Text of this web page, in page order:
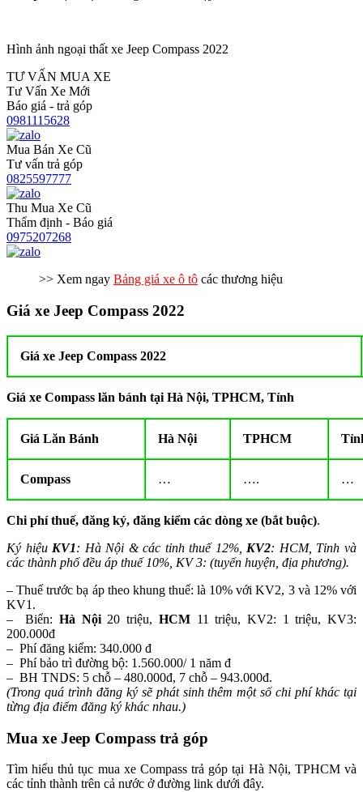
Hình ảnh ngoại thất xe Jeep Compass 2022
TƯ VẤN MUA XE
Tư Vấn Xe Mới
Báo giá - trả góp
0981115628
Mua Bán Xe Cũ
Tư vấn trả góp
0825597777
Thu Mua Xe Cũ
Thẩm định - Báo giá
0975207268
>> Xem ngay Bảng giá xe ô tô các thương hiệu
Giá xe Jeep Compass 2022
Giá xe Jeep Compass 2022
Giá xe Compass lăn bánh tại Hà Nội, TPHCM, Tỉnh
Giá Lăn Bánh Hà Nội TPHCM
Compass … …. …
Chi phí thuế, đăng ký, đăng kiểm các dòng xe (bắt buộc).
Ký hiệu KV1: Hà Nội & các tỉnh thuế 12%, KV2: HCM, Tỉnh và
các thành phố đều áp thuế 10%, KV 3: (tuyến huyện, địa phương).
– Thuế trước bạ áp theo khung thuế: là 10% với KV2, 3 và 12% với
KV1.
– Biển:Hà Nội20 triệu, HCM11 triệu, KV2: 1 triệu, KV3:
200.000đ
– Phí đăng kiểm: 340.000 đ
– Phí bảo trì đường bộ: 1.560.000/ 1 năm đ
– BH TNDS: 5 chỗ – 480.000đ, 7 chỗ – 943.000đ.
(Trong quá trình đăng ký sẽ phát sinh thêm một số chi phí khác tại
từng địa điểm đăng ký khác nhau.)
Mua xe Jeep Compass trả góp
Tìm hiểu thủ tục mua xe Compass trả góp tại Hà Nội, TPHCM và
các tỉnh thành trên cả nước ở đường link dưới đây.